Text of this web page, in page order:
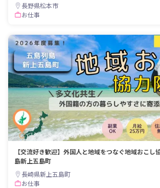
長野県松本市
お仕事
【交流好き歓迎】外国人と地域をつなぐ地域おこし
島新上五島町
長崎県新上五島町
お仕事